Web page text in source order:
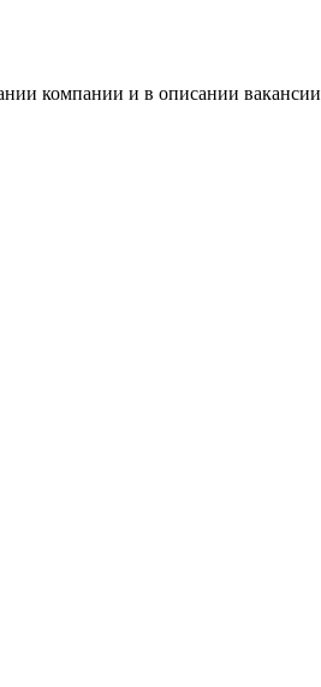
компании и в описании вакансии